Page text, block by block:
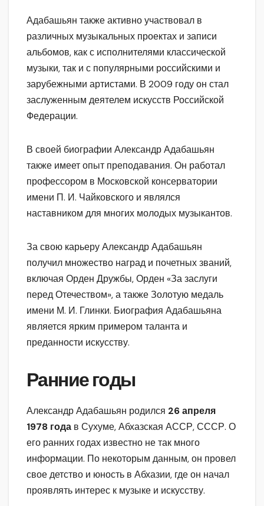
Адабашьян также активно участвовал в
различных музыкальных проектах и записи
альбомов, как с исполнителями классической
музыки, так и с популярными российскими и
зарубежными артистами. В 2009 году он стал
заслуженным деятелем искусств Российской
Федерации.
В своей биографии Александр Адабашьян
также имеет опыт преподавания. Он работал
профессором в Московской консерватории
имени П. И. Чайковского и являлся
наставником для многих молодых музыкантов.
За свою карьеру Александр Адабашьян
получил множество наград и почетных званий,
включая Орден Дружбы, Орден «За заслуги
перед Отечеством», а также Золотую медаль
имени М. И. Глинки. Биография Адабашьяна
является ярким примером таланта и
преданности искусству.
Ранние годы
Александр Адабашьян родился 26 апреля
1978 года в Сухуме, Абхазская АССР, СССР. О
его ранних годах известно не так много
информации. По некоторым данным, он провел
свое детство и юность в Абхазии, где он начал
проявлять интерес к музыке и искусству.